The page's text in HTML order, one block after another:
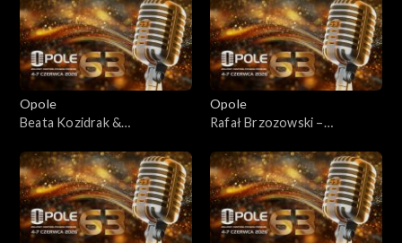
Opole
Beata Kozidrak &
wielkiej góry”
Opole
Rafał Brzozowski –